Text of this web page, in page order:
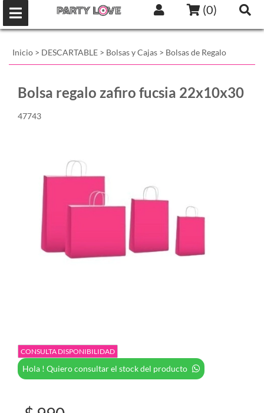
(0)
Inicio > DESCARTABLE > Bolsas y Cajas > Bolsas de Regalo
Bolsa regalo zafiro fucsia 22x10x30
47743
CONSULTA DISPONIBILIDAD
Hola ! Quiero consultar el stock del producto